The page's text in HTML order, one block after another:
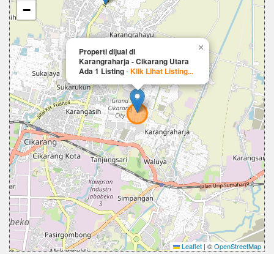
Properti dijual di
Karangraharja - Cikarang Utara
Ada 1 Listing-Klik Lihat Listing...
×
−
Leaflet | ©OpenStreetMap